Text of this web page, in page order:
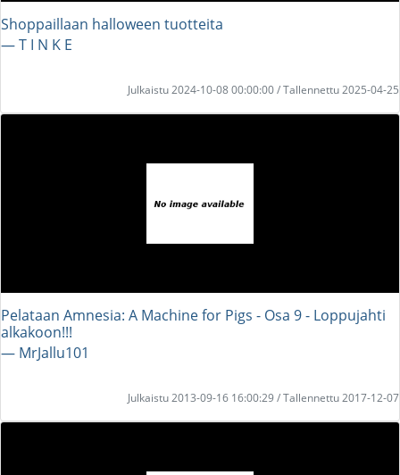
Shoppaillaan halloween tuotteita
― T I N K E
Julkaistu 2024-10-08 00:00:00 / Tallennettu 2025-04-25
Pelataan Amnesia: A Machine for Pigs - Osa 9 - Loppujahti
alkakoon!!!
― MrJallu101
Julkaistu 2013-09-16 16:00:29 / Tallennettu 2017-12-07